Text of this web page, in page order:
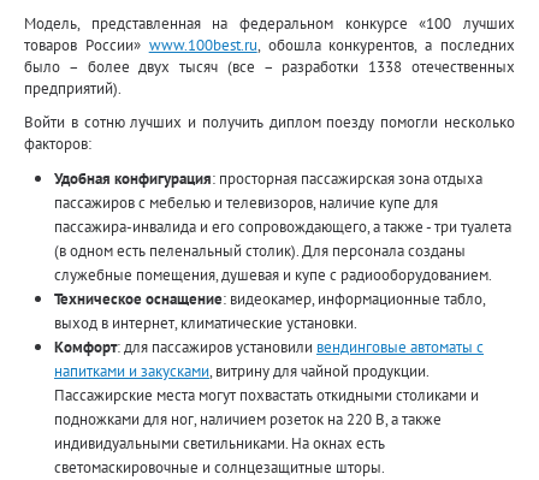
Модель, представленная на федеральном конкурсе «100 лучших
товаров России» www.100best.ru, обошла конкурентов, а последних
было – более двух тысяч (все – разработки 1338 отечественных
предприятий).
Войти в сотню лучших и получить диплом поезду помогли несколько
факторов:
Удобная конфигурация: просторная пассажирская зона отдыха
пассажиров с мебелью и телевизоров, наличие купе для
пассажира-инвалида и его сопровождающего, а также - три туалета
(в одном есть пеленальный столик). Для персонала созданы
служебные помещения, душевая и купе с радиооборудованием.
Техническое оснащение: видеокамер, информационные табло,
выход в интернет, климатические установки.
Комфорт: для пассажиров установили вендинговые автоматы с
напитками и закусками, витрину для чайной продукции.
Пассажирские места могут похвастать откидными столиками и
подножками для ног, наличием розеток на 220 В, а также
индивидуальными светильниками. На окнах есть
светомаскировочные и солнцезащитные шторы.